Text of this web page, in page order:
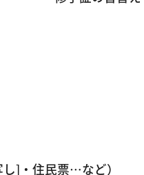
]・住民票…など）